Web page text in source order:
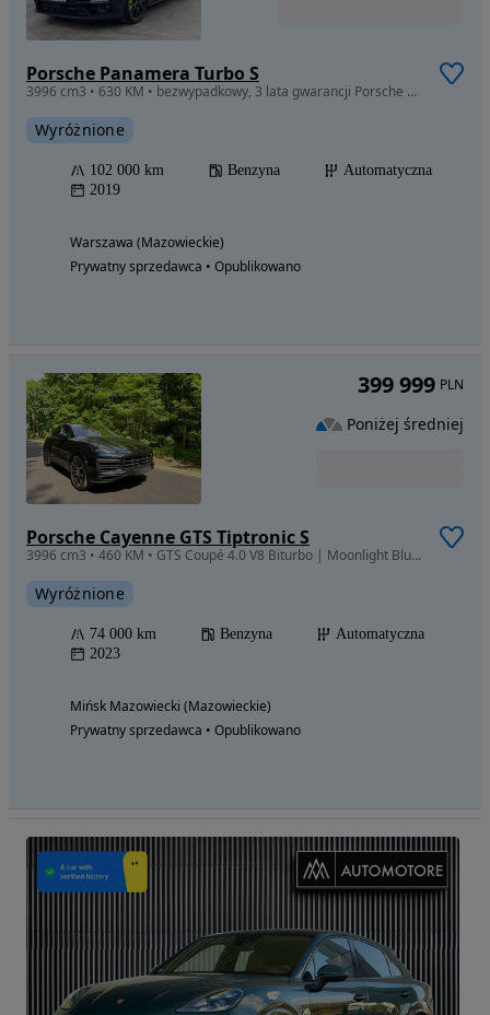
Porsche Panamera Turbo S
3996 cm3 • 630 KM • bezwypadkowy, 3 lata gwarancji Porsche Approved
Wyróżnione
102 000 km Benzyna
Automatyczna
2019
Warszawa (Mazowieckie)
Prywatny sprzedawca • Opublikowano
Porsche Cayenne GTS Tiptronic S
3996 cm3 • 460 KM • GTS Coupé 4.0 V8 Biturbo | Moonlight Blue | 2023 |
Wyróżnione
74 000 km Benzyna
Automatyczna
2023
Mińsk Mazowiecki (Mazowieckie)
Prywatny sprzedawca • Opublikowano
399 999 PLN
Poniżej średniej